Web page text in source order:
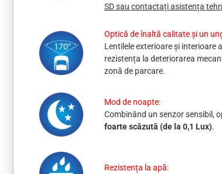
SD sau contactați asistența
Optică de înaltă calitate și un
Lentilele exterioare și interioare
rezistența la deteriorarea
zonă de parcare.
Mod de noapte:
Combinând un senzor sensibil,
foarte scăzută (de la 0,1 Lux).
Rezistența la apă: